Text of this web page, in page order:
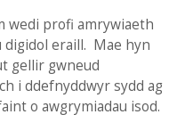
wedi profi amrywiaeth
digidol eraill. Mae hyn
gellir gwneud
i ddefnyddwyr sydd ag
o awgrymiadau isod.